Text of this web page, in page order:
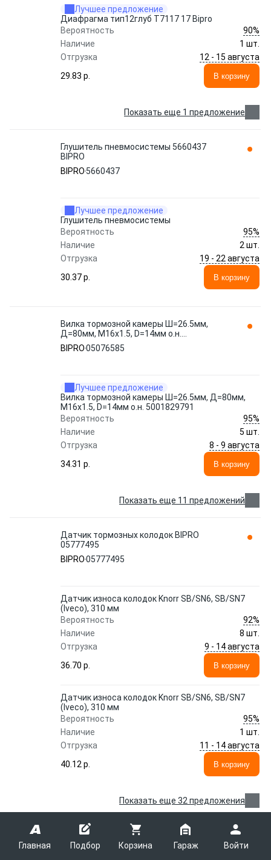
Главная Подбор Корзина Гараж Войти
Лучшее предложение
Диафрагма тип12глуб T7117 17 Bipro
Вероятность
90%
Наличие
1 шт.
Отгрузка
12 - 15 августа
29.83 p.
В корзину
Показать еще 1 предложение
Глушитель пневмосистемы 5660437
BIPRO
BIPRO 5660437
Лучшее предложение
Глушитель пневмосистемы
Вероятность
95%
Наличие
2 шт.
Отгрузка
19 - 22 августа
30.37 p.
В корзину
Вилка тормозной камеры Ш=26.5мм,
Д=80мм, М16х1.5, D=14мм о.н.
5001829791 05076585 BIPRO
BIPRO05076585
Лучшее предложение
Вилка тормозной камеры Ш=26.5мм, Д=80мм,
М16х1.5, D=14мм о.н. 5001829791
Вероятность
95%
Наличие
5 шт.
Отгрузка
8 - 9 августа
34.31 p.
В корзину
Показать еще 11 предложений
Датчик тормозных колодок BIPRO
05777495
BIPRO05777495
Датчик износа колодок Knorr SB/SN6, SB/SN7
(Iveco), 310 мм
Вероятность
92%
Наличие
8 шт.
Отгрузка
9 - 14 августа
36.70 p.
В корзину
Датчик износа колодок Knorr SB/SN6, SB/SN7
(Iveco), 310 мм
Вероятность
95%
Наличие
1 шт.
Отгрузка
11 - 14 августа
40.12 p.
В корзину
Показать еще 32 предложения
Датчик числа оборотов 05860494 BIPRO
BIPRO05860494